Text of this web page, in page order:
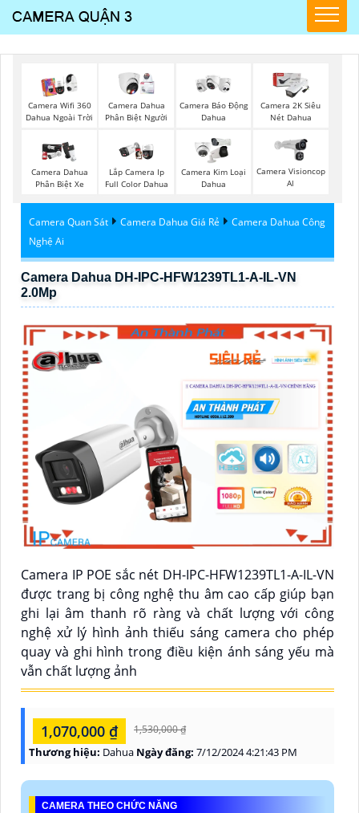
Camera Wifi 360
Dahua Ngoài Trời
Camera Dahua
Phân Biệt Người
Camera Báo Động
Dahua
Camera 2K Siêu
Nét Dahua
Camera Dahua
Phân Biệt Xe
Lắp Camera Ip
Full Color Dahua
Camera Kim Loại
Dahua
Camera Visioncop
Al
Camera Quan Sát Camera Dahua Giá Rẻ
Camera Dahua Công
Nghệ Ai
Camera Dahua DH-IPC-HFW1239TL1-A-IL-VN
2.0Mp
Camera IP POE sắc nét DH-IPC-HFW1239TL1-A-IL-VN
được trang bị công nghệ thu âm cao cấp giúp bạn
ghi lại âm thanh rõ ràng và chất lượng với công
nghệ xử lý hình ảnh thiếu sáng camera cho phép
quay và ghi hình trong điều kiện ánh sáng yếu mà
vẫn chất lượng ảnh
1,070,000 ₫ 1,530,000 ₫
Thương hiệu: Dahua Ngày đăng: 7/12/2024 4:21:43 PM
CAMERA THEO CHỨC NĂNG